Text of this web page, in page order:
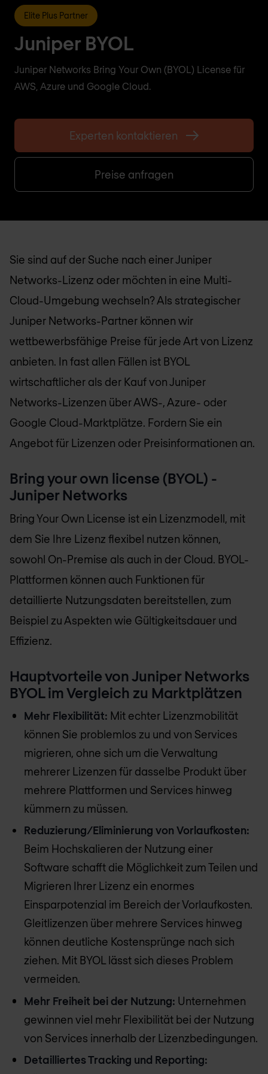
Elite Plus Partner
Juniper BYOL
Juniper Networks Bring Your Own (BYOL) License für
AWS, Azure und Google Cloud.
Experten kontaktieren
Preise anfragen
Sie sind auf der Suche nach einer Juniper
Networks-Lizenz oder möchten in eine Multi-
Cloud-Umgebung wechseln? Als strategischer
Juniper Networks-Partner können wir
wettbewerbsfähige Preise für jede Art von Lizenz
anbieten. In fast allen Fällen ist BYOL
wirtschaftlicher als der Kauf von Juniper
Networks-Lizenzen über AWS-, Azure- oder
Google Cloud-Marktplätze. Fordern Sie ein
Angebot für Lizenzen oder Preisinformationen an.
Bring your own license (BYOL) -
Juniper Networks
Bring Your Own License ist ein Lizenzmodell, mit
dem Sie Ihre Lizenz flexibel nutzen können,
sowohl On-Premise als auch in der Cloud. BYOL-
Plattformen können auch Funktionen für
detaillierte Nutzungsdaten bereitstellen, zum
Beispiel zu Aspekten wie Gültigkeitsdauer und
Effizienz.
Hauptvorteile von Juniper Networks
BYOL im Vergleich zu Marktplätzen
Mehr Flexibilität: Mit echter Lizenzmobilität
können Sie problemlos zu und von Services
migrieren, ohne sich um die Verwaltung
mehrerer Lizenzen für dasselbe Produkt über
mehrere Plattformen und Services hinweg
kümmern zu müssen.
Reduzierung/Eliminierung von Vorlaufkosten:
Beim Hochskalieren der Nutzung einer
Software schafft die Möglichkeit zum Teilen und
Migrieren Ihrer Lizenz ein enormes
Einsparpotenzial im Bereich der Vorlaufkosten.
Gleitlizenzen über mehrere Services hinweg
können deutliche Kostensprünge nach sich
ziehen. Mit BYOL lässt sich dieses Problem
vermeiden.
Mehr Freiheit bei der Nutzung: Unternehmen
gewinnen viel mehr Flexibilität bei der Nutzung
von Services innerhalb der Lizenzbedingungen.
Detailliertes Tracking und Reporting: